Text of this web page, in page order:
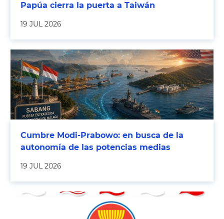
Papúa cierra la puerta a Taiwán
19 JUL 2026
Cumbre Modi-Prabowo: en busca de la
autonomía de las potencias medias
19 JUL 2026